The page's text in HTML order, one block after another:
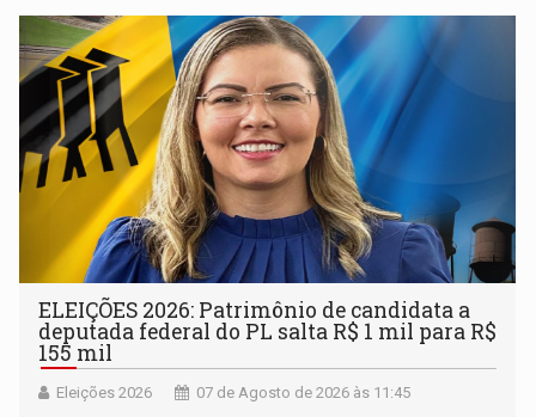
ELEIÇÕES 2026: Patrimônio de candidata a
deputada federal do PL salta R$ 1 mil para R$
155 mil
Eleições 2026 07 de Agosto de 2026 às 11:45